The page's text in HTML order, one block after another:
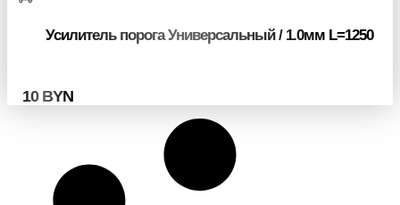
Усилитель порога Универсальный / 1.0мм L=1250
10 BYN